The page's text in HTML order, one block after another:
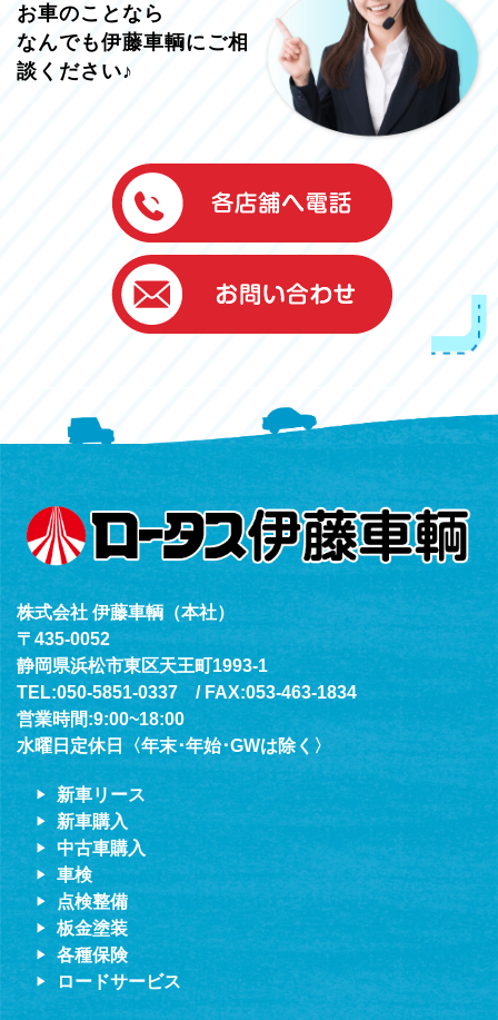
お車のことなら
なんでも伊藤車輌にご相
談ください♪
伊藤車輌（本社）
050-5851-0337
グッドワン浜松
050-5851-0338
浜北店
050-5851-0339
（年中無休24h対応）
株式会社 伊藤車輌（本社）
〒435-0052
静岡県浜松市東区天王町1993-1
TEL:050-5851-0337 / FAX:053-463-1834
営業時間:9:00~18:00
水曜日定休日〈年末･年始･GWは除く〉
新車リース
新車購入
中古車購入
車検
点検整備
板金塗装
各種保険
ロードサービス